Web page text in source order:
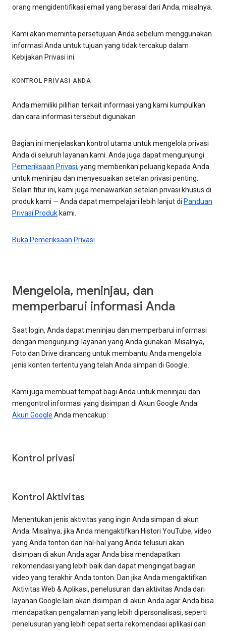
orang mengidentifikasi email yang berasal dari Anda, misalnya.
Kami akan meminta persetujuan Anda sebelum menggunakan
informasi Anda untuk tujuan yang tidak tercakup dalam
Kebijakan Privasi ini.
KONTROL PRIVASI ANDA
Anda memiliki pilihan terkait informasi yang kami kumpulkan
dan cara informasi tersebut digunakan
Bagian ini menjelaskan kontrol utama untuk mengelola privasi
Anda di seluruh layanan kami. Anda juga dapat mengunjungi
Pemeriksaan Privasi, yang memberikan peluang kepada Anda
untuk meninjau dan menyesuaikan setelan privasi penting.
Selain fitur ini, kami juga menawarkan setelan privasi khusus di
produk kami — Anda dapat mempelajari lebih lanjut di Panduan
Privasi Produk kami.
Buka Pemeriksaan Privasi
Mengelola, meninjau, dan
memperbarui informasi Anda
Saat login, Anda dapat meninjau dan memperbarui informasi
dengan mengunjungi layanan yang Anda gunakan. Misalnya,
Foto dan Drive dirancang untuk membantu Anda mengelola
jenis konten tertentu yang telah Anda simpan di Google.
Kami juga membuat tempat bagi Anda untuk meninjau dan
mengontrol informasi yang disimpan di Akun Google Anda.
Akun Google Anda mencakup:
Kontrol privasi
Kontrol Aktivitas
Menentukan jenis aktivitas yang ingin Anda simpan di akun
Anda. Misalnya, jika Anda mengaktifkan Histori YouTube, video
yang Anda tonton dan hal-hal yang Anda telusuri akan
disimpan di akun Anda agar Anda bisa mendapatkan
rekomendasi yang lebih baik dan dapat mengingat bagian
video yang terakhir Anda tonton. Dan jika Anda mengaktifkan
Aktivitas Web & Aplikasi, penelusuran dan aktivitas Anda dari
layanan Google lain akan disimpan di akun Anda agar Anda bisa
mendapatkan pengalaman yang lebih dipersonalisasi, seperti
penelusuran yang lebih cepat serta rekomendasi aplikasi dan